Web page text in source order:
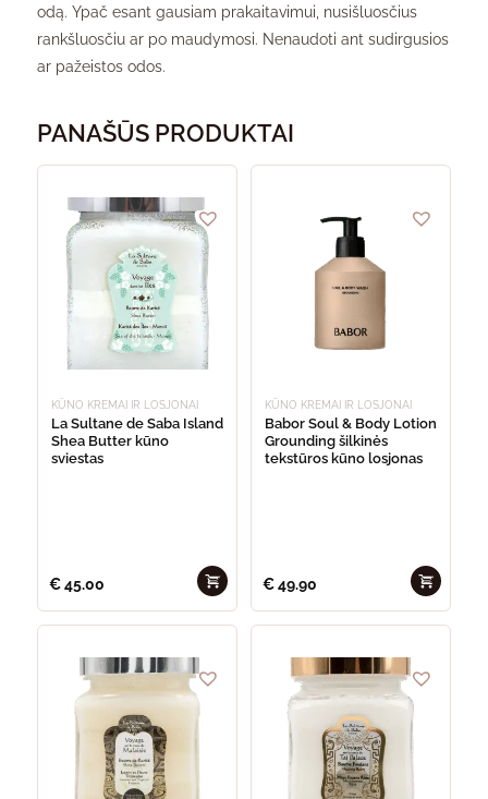
odą. Ypač esant gausiam prakaitavimui, nusišluosčius
rankšluosčiu ar po maudymosi. Nenaudoti ant sudirgusios
ar pažeistos odos.
PANAŠŪS PRODUKTAI
KŪNO KREMAI IR LOSJONAI
La Sultane de Saba Island
Shea Butter kūno
sviestas
€45.00
KŪNO KREMAI IR LOSJONAI
Babor Soul & Body Lotion
Grounding šilkinės
tekstūros kūno losjonas
€49.90